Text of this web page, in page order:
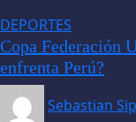
DEPORTES
Copa Federación
enfrenta Perú?
Sebastian